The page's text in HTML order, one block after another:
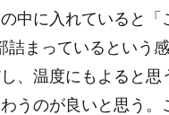
中に入れていると
まっているとい
、温度にもよると
うのが良いと思う